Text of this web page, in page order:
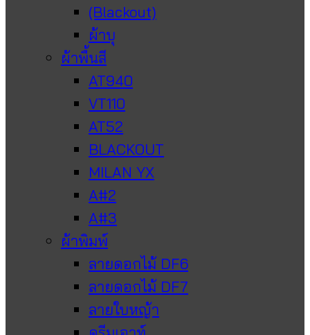
(Blackout)
ผ้าบุ
ผ้าพื้นสี
AT940
VT110
AT52
BLACKOUT
MILAN YX
A#2
A#3
ผ้าพิมพ์
ลายดอกไม้ DF6
ลายดอกไม้ DF7
ลายใบหญ้า